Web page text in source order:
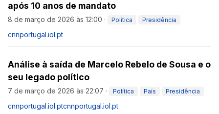
após 10 anos de mandato
8 de março de 2026 às 12:00 · Política Presidência
cnnportugal.iol.pt
Análise à saída de Marcelo Rebelo de Sousa e o
seu legado político
7 de março de 2026 às 22:07 · Política País Presidência
cnnportugal.iol.ptcnnportugal.iol.pt